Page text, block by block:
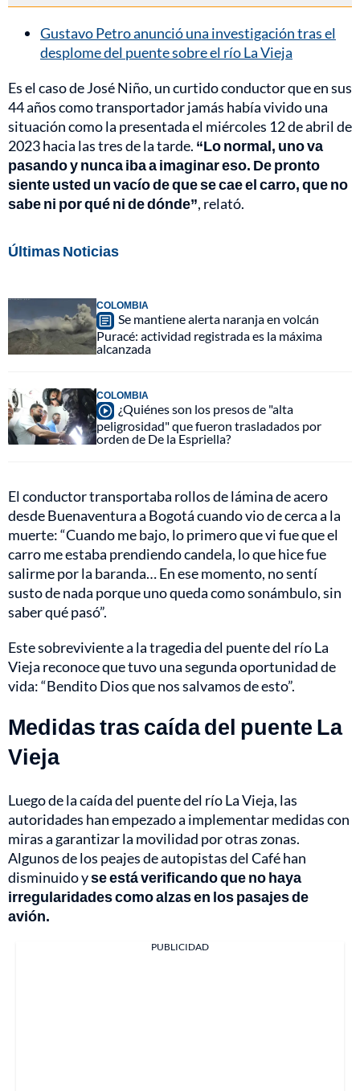
Gustavo Petro anunció una investigación tras el
desplome del puente sobre el río La Vieja
Es el caso de José Niño, un curtido conductor que en sus
44 años como transportador jamás había vivido una
situación como la presentada el miércoles 12 de abril de
2023 hacia las tres de la tarde. “Lo normal, uno va
pasando y nunca iba a imaginar eso. De pronto
siente usted un vacío de que se cae el carro, que no
sabe ni por qué ni de dónde”, relató.
Últimas Noticias
COLOMBIA
Se mantiene alerta naranja en volcán
Puracé: actividad registrada es la máxima
alcanzada
COLOMBIA
¿Quiénes son los presos de "alta
peligrosidad" que fueron trasladados por
orden de De la Espriella?
El conductor transportaba rollos de lámina de acero
desde Buenaventura a Bogotá cuando vio de cerca a la
muerte: “Cuando me bajo, lo primero que vi fue que el
carro me estaba prendiendo candela, lo que hice fue
salirme por la baranda… En ese momento, no sentí
susto de nada porque uno queda como sonámbulo, sin
saber qué pasó”.
Este sobreviviente a la tragedia del puente del río La
Vieja reconoce que tuvo una segunda oportunidad de
vida: “Bendito Dios que nos salvamos de esto”.
Medidas tras caída del puente La
Vieja
Luego de la caída del puente del río La Vieja, las
autoridades han empezado a implementar medidas con
miras a garantizar la movilidad por otras zonas.
Algunos de los peajes de autopistas del Café han
disminuido yse está verificando que no haya
irregularidades como alzas en los pasajes de
avión.
PUBLICIDAD